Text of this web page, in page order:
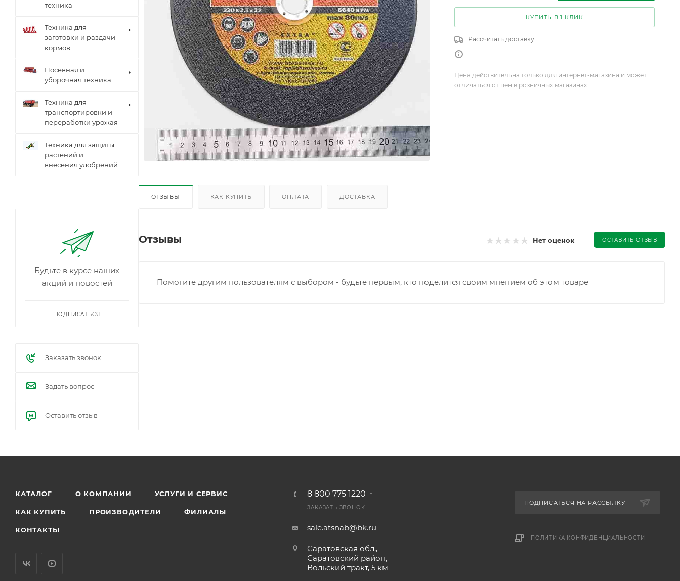
КУПИТЬ В 1 КЛИК
Рассчитать доставку
Цена действительна только для интернет-магазина и может
отличаться от цен в розничных магазинах
ОТЗЫВЫ КАК КУПИТЬ ОПЛАТА ДОСТАВКА
Отзывы Нет оценок ОСТАВИТЬ ОТЗЫВ
Помогите другим пользователям с выбором - будьте первым, кто поделится своим мнением об этом товаре
техника
Техника для
заготовки и раздачи
кормов
Посевная и
уборочная техника
Техника для
транспортировки и
переработки урожая
Техника для защиты
растений и
внесения удобрений
Будьте в курсе наших
акций и новостей
ПОДПИСАТЬСЯ
Заказать звонок
Задать вопрос
Оставить отзыв
КАТАЛОГ О КОМПАНИИ УСЛУГИ И СЕРВИС
КАК КУПИТЬ ПРОИЗВОДИТЕЛИ ФИЛИАЛЫ
КОНТАКТЫ
8 800 775 1220
ЗАКАЗАТЬ ЗВОНОК
sale.atsnab@bk.ru
Саратовская обл.,
Саратовский район,
Вольский тракт, 5 км
ПОДПИСАТЬСЯ НА РАССЫЛКУ
ПОЛИТИКА КОНФИДЕНЦИАЛЬНОСТИ